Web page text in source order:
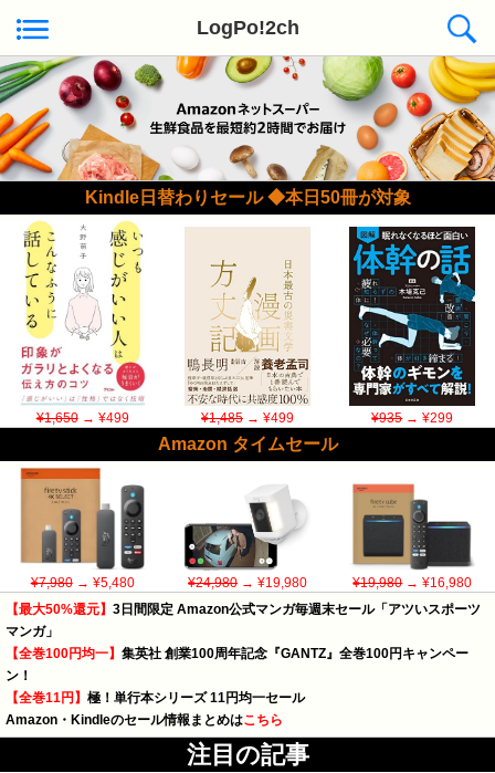
LogPo!2ch
Kindle日替わりセール ◆本日50冊が対象
¥1,650→ ¥499 ¥1,485→ ¥499 ¥935→ ¥299
Amazon タイムセール
¥7,980→ ¥5,480 ¥24,980→ ¥19,980 ¥19,980→ ¥16,980
【最大50%還元】 3日間限定 Amazon公式マンガ毎週末セール「アツいスポーツ
マンガ」
【全巻100円均一】 集英社 創業100周年記念『GANTZ』全巻100円キャンペー
ン！
【全巻11円】 極！単行本シリーズ 11円均一セール
Amazon・Kindleのセール情報まとめはこちら
注目の記事